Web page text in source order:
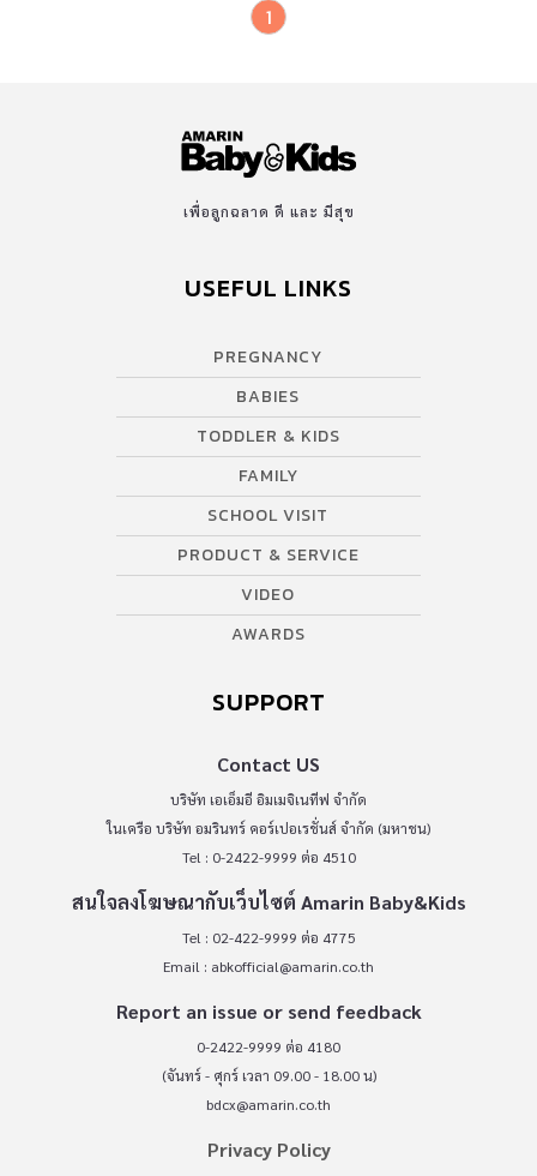
1
เพื่อลูกฉลาด ดี และ มีสุข
USEFUL LINKS
PREGNANCY
BABIES
TODDLER & KIDS
FAMILY
SCHOOL VISIT
PRODUCT & SERVICE
VIDEO
AWARDS
SUPPORT
Contact US
บริษัท เอเอ็มอี อิมเมจิเนทีฟ จำกัด
ในเครือ บริษัท อมรินทร์ คอร์เปอเรชั่นส์ จำกัด (มหาชน)
Tel : 0-2422-9999 ต่อ 4510
สนใจลงโฆษณากับเว็บไซต์ Amarin Baby&Kids
Tel : 02-422-9999 ต่อ 4775
Email : abkofficial@amarin.co.th
Report an issue or send feedback
0-2422-9999 ต่อ 4180
(จันทร์ - ศุกร์ เวลา 09.00 - 18.00 น)
bdcx@amarin.co.th
Privacy Policy